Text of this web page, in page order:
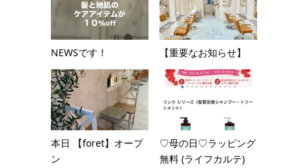
NEWSです！ 【重要なお知らせ】
本日 【foret】オープ
ン
♡母の日♡ラッピング
無料 (ライフカルテ)